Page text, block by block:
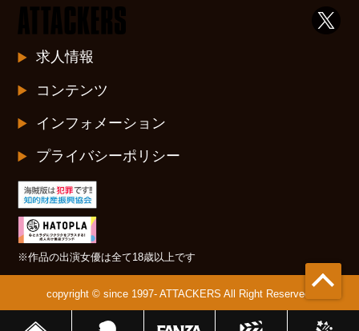
求人情報
コンテンツ
インフォメーション
プライバシーポリシー
※作品の出演女優は全て18歳以上です
copyright © since 1997- ATTACKERS All Right Reserved.